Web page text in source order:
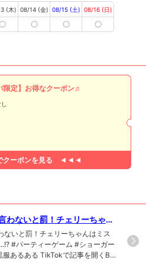
(木)
〇
08/14 (金)
〇
08/15 (土)
〇
08/16 (日)
〇
限定】お得なクーポン♬
クーポンを見る
わないと罰！チェリーちゃん
るのか....!? #パーティーゲー
#ショーパブ #黒服あるある
ないと罰！チェリーちゃんはミス
ガー
ォローといいね！もお願いします❤